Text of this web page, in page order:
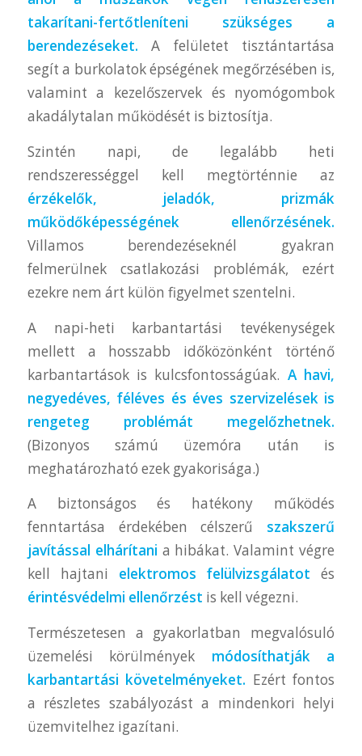
takarítani-fertőtleníteni szükséges a
berendezéseket.A felületet tisztántartása
segít a burkolatok épségének megőrzésében is,
valamint a kezelőszervek és nyomógombok
akadálytalan működését is biztosítja.
Szintén napi, de legalább heti
rendszerességgel kell megtörténnie az
érzékelők, jeladók, prizmák
működőképességének ellenőrzésének.
Villamos berendezéseknél gyakran
felmerülnek csatlakozási problémák, ezért
ezekre nem árt külön figyelmet szentelni.
A napi-heti karbantartási tevékenységek
mellett a hosszabb időközönként történő
karbantartások is kulcsfontosságúak. A havi,
negyedéves, féléves és éves szervizelések is
rengeteg problémát megelőzhetnek.
(Bizonyos számú üzemóra után is
meghatározható ezek gyakorisága.)
A biztonságos és hatékony működés
fenntartása érdekében célszerű szakszerű
javítással elhárítani a hibákat. Valamint végre
kell hajtani elektromos felülvizsgálatot és
érintésvédelmi ellenőrzést is kell végezni.
Természetesen a gyakorlatban megvalósuló
üzemelési körülmények módosíthatják a
karbantartási követelményeket. Ezért fontos
a részletes szabályozást a mindenkori helyi
üzemvitelhez igazítani.